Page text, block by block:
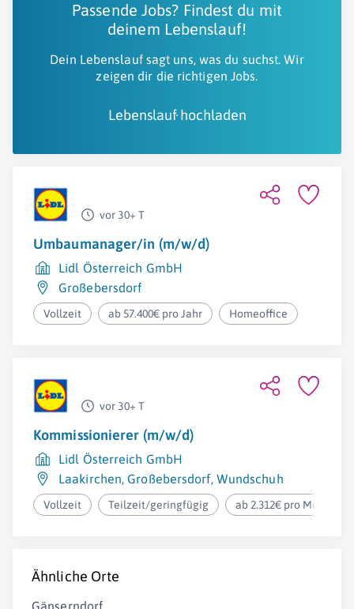
Passende Jobs? Findest du mit
deinem Lebenslauf!
Dein Lebenslauf sagt uns, was du suchst. Wir
zeigen dir die richtigen Jobs.
Lebenslauf hochladen
vor 30+ T
Umbaumanager/in (m/w/d)
Lidl Österreich GmbH
Großebersdorf
Vollzeit ab 57.400€ pro Jahr Homeoffice
vor 30+ T
Kommissionierer (m/w/d)
Lidl Österreich GmbH
Laakirchen, Großebersdorf, Wundschuh
Vollzeit Teilzeit/geringfügig ab 2.312€ pro Monat
Ähnliche Orte
Gänserndorf